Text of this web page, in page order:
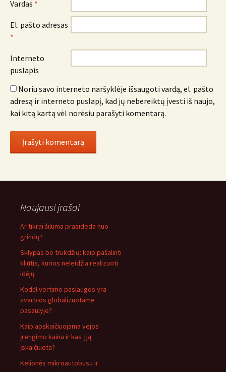
Vardas *
El. pašto adresas
*
Interneto
puslapis
Noriu savo interneto naršyklėje išsaugoti vardą, el. pašto
adresą ir interneto puslapį, kad jų nebereiktų įvesti iš naujo,
kai kitą kartą vėl norėsiu parašyti komentarą.
Naujausi įrašai
Ar tikrai šiluma prasideda nuo
grindų?
Sklypas be trukdžių: kaip pašalinti
kliūtis, kurios neleidžia realizuoti
idėjų
Kodėl vertimo paslaugos yra
svarbios globalizuotame
pasaulyje?
Kaip apskaičiuojama vejos
įrengimo kaina ir kas į ją
įskaičiuota?
Kelionės mikroautobusu ir